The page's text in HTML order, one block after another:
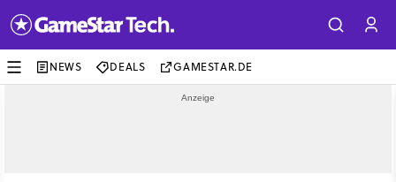
NEWS DEALS GAMESTAR.DE